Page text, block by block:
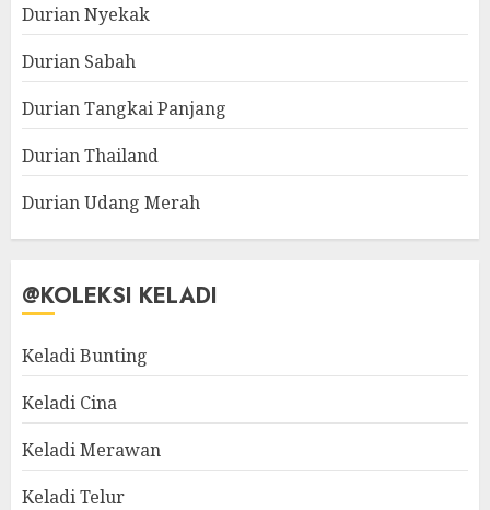
Durian Nyekak
Durian Sabah
Durian Tangkai Panjang
Durian Thailand
Durian Udang Merah
@KOLEKSI KELADI
Keladi Bunting
Keladi Cina
Keladi Merawan
Keladi Telur